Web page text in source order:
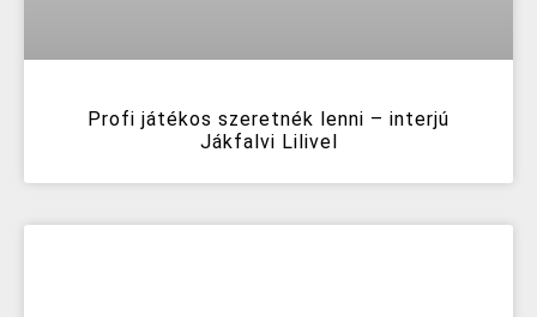
Profi játékos szeretnék lenni – interjú
Jákfalvi Lilivel